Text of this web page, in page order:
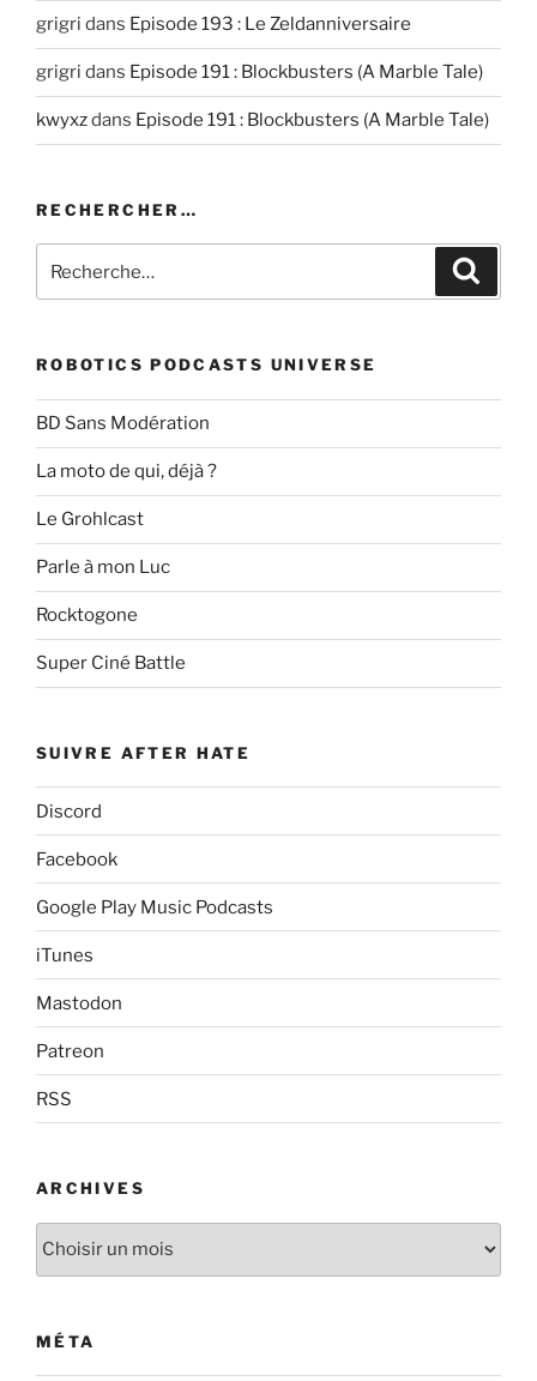
grigri dans Episode 193 : Le Zeldanniversaire
grigri dans Episode 191 : Blockbusters (A Marble Tale)
kwyxzdans Episode 191 : Blockbusters (A Marble Tale)
RECHERCHER…
pour
ROBOTICS PODCASTS UNIVERSE
BD Sans Modération
La moto de qui, déjà ?
Le Grohlcast
Parle à mon Luc
Rocktogone
Super Ciné Battle
SUIVRE AFTER HATE
Discord
Facebook
Google Play Music Podcasts
iTunes
Mastodon
Patreon
RSS
ARCHIVES
Archives
MÉTA